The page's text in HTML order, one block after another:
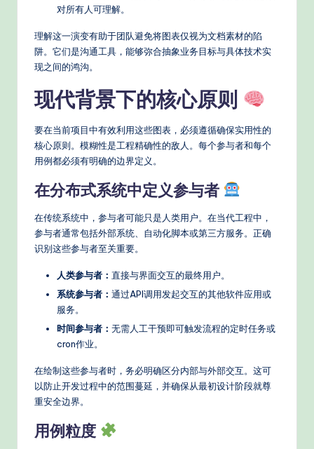
&
M
o
d
rn
T
o
对所有人可理解。
理解这一演变有助于团队避免将图表仅视为文档素材的陷
阱。它们是沟通工具，能够弥合抽象业务目标与具体技术实
现之间的鸿沟。
现代背景下的核心原则
要在当前项目中有效利用这些图表，必须遵循确保实用性的
核心原则。模糊性是工程精确性的敌人。每个参与者和每个
用例都必须有明确的边界定义。
在分布式系统中定义参与者
在传统系统中，参与者可能只是人类用户。在当代工程中，
参与者通常包括外部系统、自动化脚本或第三方服务。正确
识别这些参与者至关重要。
人类参与者： 直接与界面交互的最终用户。
系统参与者： 通过API调用发起交互的其他软件应用或
服务。
时间参与者： 无需人工干预即可触发流程的定时任务或
cron作业。
在绘制这些参与者时，务必明确区分内部与外部交互。这可
以防止开发过程中的范围蔓延，并确保从最初设计阶段就尊
重安全边界。
用例粒度